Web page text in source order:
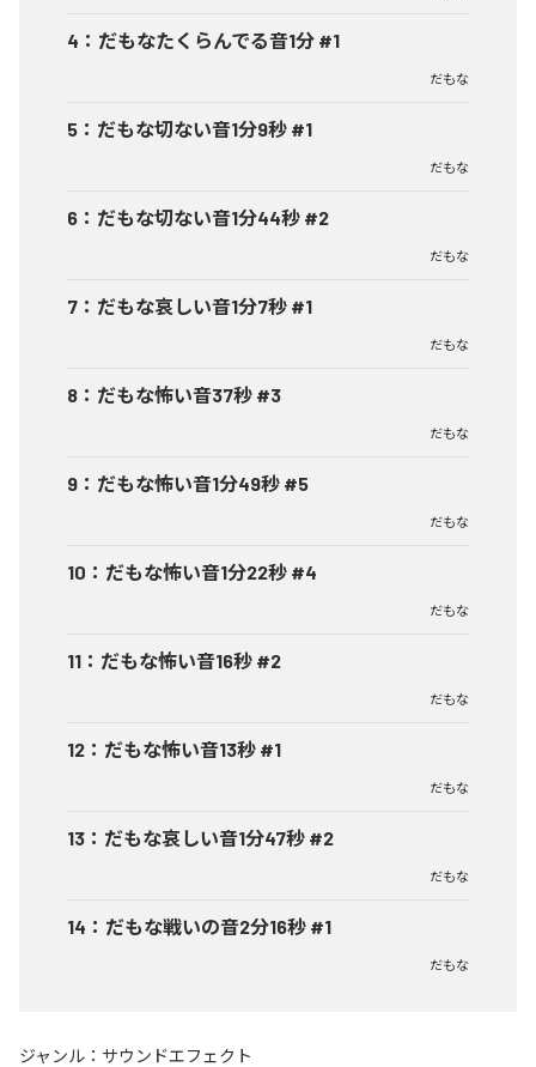
4 ： だもなたくらんでる音1分 #1
だもな
5 ： だもな切ない音1分9秒 #1
だもな
6 ： だもな切ない音1分44秒 #2
だもな
7 ： だもな哀しい音1分7秒 #1
だもな
8 ： だもな怖い音37秒 #3
だもな
9 ： だもな怖い音1分49秒 #5
だもな
10 ： だもな怖い音1分22秒 #4
だもな
11 ： だもな怖い音16秒 #2
だもな
12 ： だもな怖い音13秒 #1
だもな
13 ： だもな哀しい音1分47秒 #2
だもな
14 ： だもな戦いの音2分16秒 #1
だもな
ジャンル： サウンドエフェクト